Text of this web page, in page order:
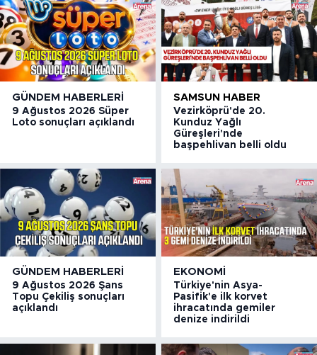
GÜNDEM HABERLERI
9 Ağustos 2026 Süper
Loto sonuçları açıklandı
SAMSUN HABER
Vezirköprü'de 20.
Kunduz Yağlı
Güreşleri'nde
başpehlivan belli oldu
GÜNDEM HABERLERI
9 Ağustos 2026 Şans
Topu Çekiliş sonuçları
açıklandı
EKONOMI
Türkiye'nin Asya-
Pasifik'e ilk korvet
ihracatında gemiler
denize indirildi